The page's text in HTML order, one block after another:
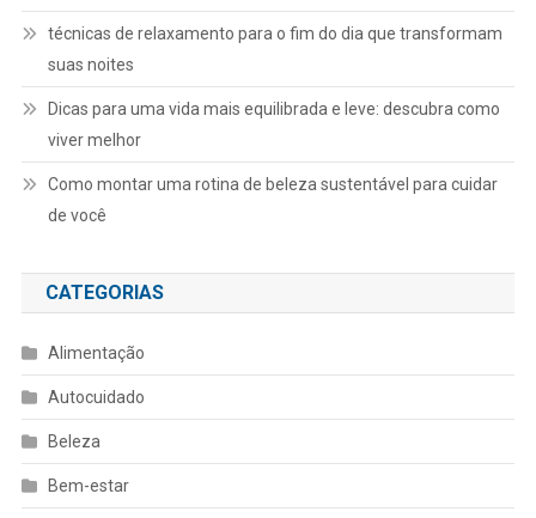
técnicas de relaxamento para o fim do dia que transformam
suas noites
Dicas para uma vida mais equilibrada e leve: descubra como
viver melhor
Como montar uma rotina de beleza sustentável para cuidar
de você
CATEGORIAS
Alimentação
Autocuidado
Beleza
Bem-estar